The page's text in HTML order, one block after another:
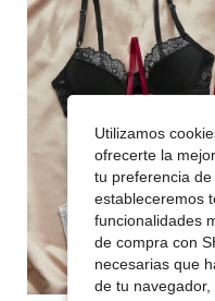
Utilizamos
ofrecerte la
tu preferencia
estableceremos
funcionalidades
de compra con
necesarias que
de tu